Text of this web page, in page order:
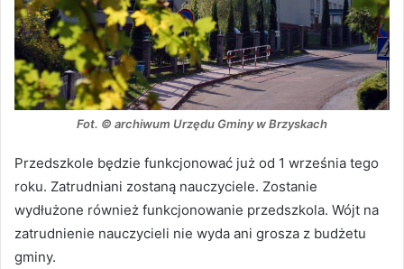
Fot. © archiwum Urzędu Gminy w Brzyskach
Przedszkole będzie funkcjonować już od 1 września tego
roku. Zatrudniani zostaną nauczyciele. Zostanie
wydłużone również funkcjonowanie przedszkola. Wójt na
zatrudnienie nauczycieli nie wyda ani grosza z budżetu
gminy.